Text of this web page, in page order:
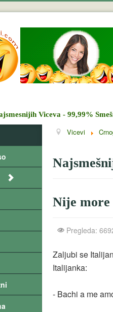
Viceva - 99,99%
Vicevi
Nije
Pregleda:
Zaljubi se
Italijanka:
- Bachi a me